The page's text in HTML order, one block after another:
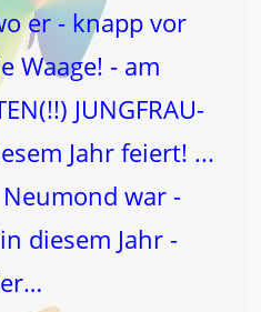
er - knapp vor
Waage! - am
JUNGFRAU-
Jahr feiert! ...
war -
diesem Jahr -